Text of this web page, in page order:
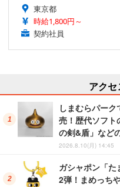
東京都
時給1,800円～
契約社員
アクセ
しまむらパー
売！歴代ソフト
の剣&盾」など
2026.8.10(月) 14:45
ガシャポン「た
2弾！まめっち